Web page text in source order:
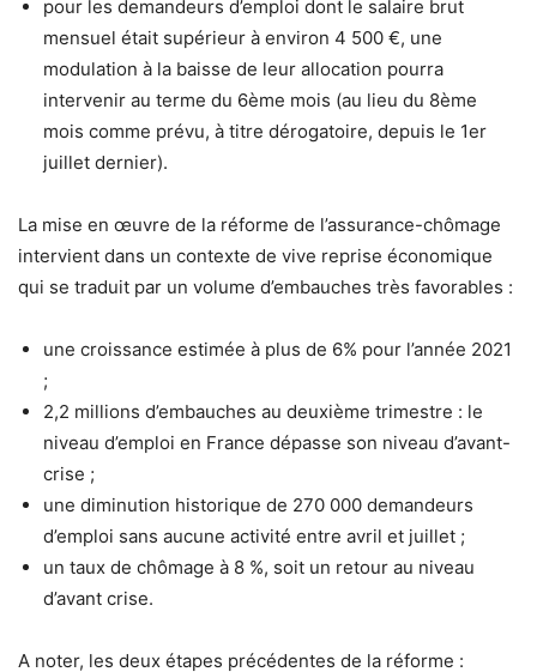
pour les demandeurs d’emploi dont le salaire brut
mensuel était supérieur à environ 4 500 €, une
modulation à la baisse de leur allocation pourra
intervenir au terme du 6ème mois (au lieu du 8ème
mois comme prévu, à titre dérogatoire, depuis le 1er
juillet dernier).
La mise en œuvre de la réforme de l’assurance-chômage
intervient dans un contexte de vive reprise économique
qui se traduit par un volume d’embauches très favorables :
une croissance estimée à plus de 6% pour l’année 2021
;
2,2 millions d’embauches au deuxième trimestre : le
niveau d’emploi en France dépasse son niveau d’avant-
crise ;
une diminution historique de 270 000 demandeurs
d’emploi sans aucune activité entre avril et juillet ;
un taux de chômage à 8 %, soit un retour au niveau
d’avant crise.
A noter, les deux étapes précédentes de la réforme :